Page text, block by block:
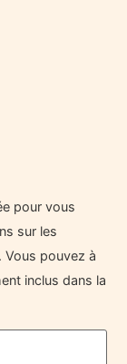
pour vous
sur les
Vous pouvez à
inclus dans la